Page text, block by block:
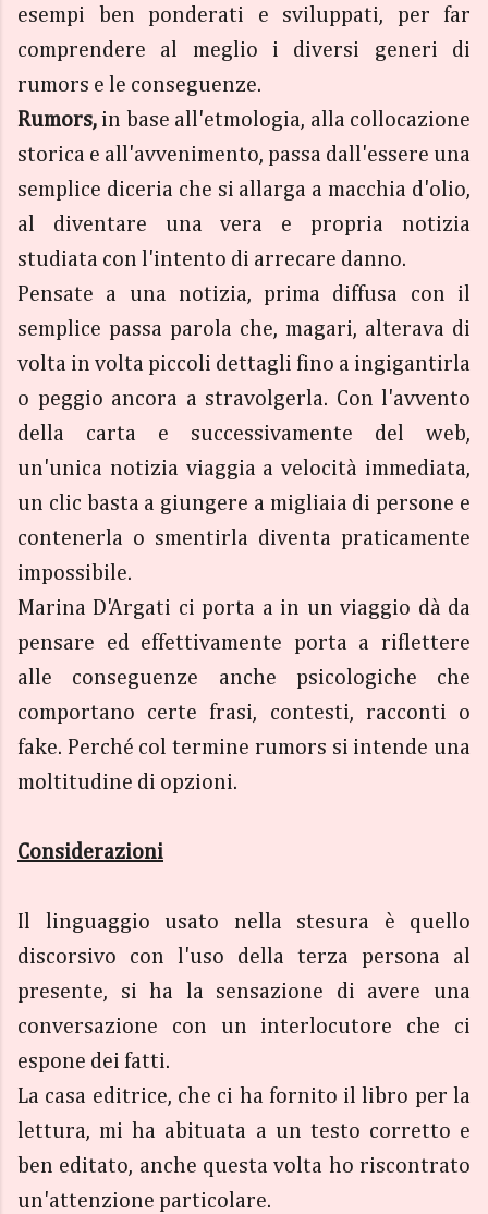
esempi ben ponderati e sviluppati, per far
comprendere al meglio i diversi generi di
rumors e le conseguenze.
Rumors, in base all'etmologia, alla collocazione
storica e all'avvenimento, passa dall'essere una
semplice diceria che si allarga a macchia d'olio,
al diventare una vera e propria notizia
studiata con l'intento di arrecare danno.
Pensate a una notizia, prima diffusa con il
semplice passa parola che, magari, alterava di
volta in volta piccoli dettagli fino a ingigantirla
o peggio ancora a stravolgerla. Con l'avvento
della carta e successivamente del web,
un'unica notizia viaggia a velocità immediata,
un clic basta a giungere a migliaia di persone e
contenerla o smentirla diventa praticamente
impossibile.
Marina D'Argati ci porta a in un viaggio dà da
pensare ed effettivamente porta a riflettere
alle conseguenze anche psicologiche che
comportano certe frasi, contesti, racconti o
fake. Perché col termine rumors si intende una
moltitudine di opzioni.
Considerazioni
Il linguaggio usato nella stesura è quello
discorsivo con l'uso della terza persona al
presente, si ha la sensazione di avere una
conversazione con un interlocutore che ci
espone dei fatti.
La casa editrice, che ci ha fornito il libro per la
lettura, mi ha abituata a un testo corretto e
ben editato, anche questa volta ho riscontrato
un'attenzione particolare.